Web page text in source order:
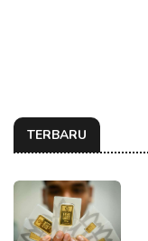
TERBARU